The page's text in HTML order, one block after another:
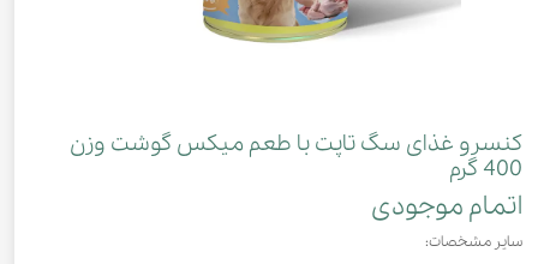
کنسرو غذای سگ تاپت با طعم میکس گوشت وزن
400 گرم
اتمام موجودی
سایر مشخصات: